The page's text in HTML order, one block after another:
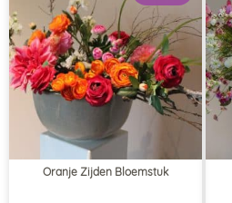
Oranje Zijden Bloemstuk